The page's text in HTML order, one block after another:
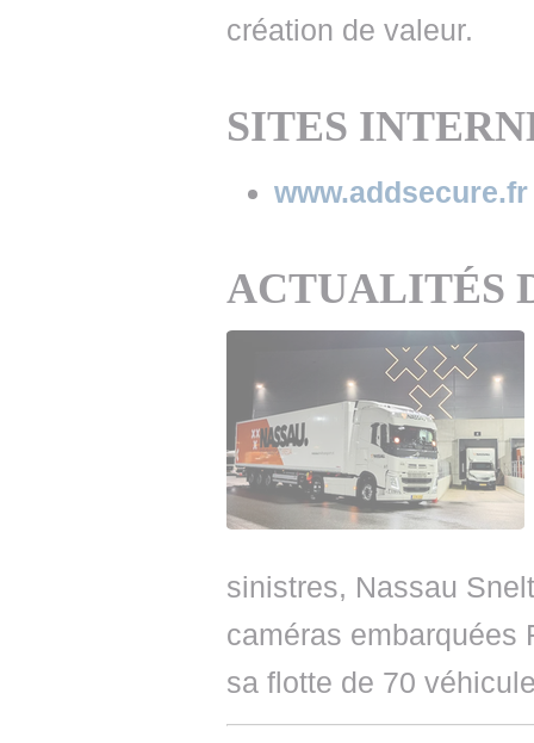
création de valeur.
SITES
www.addsecure.fr
ACTUALITÉS
sinistres, Nassau
caméras embarquées
sa flotte de 70